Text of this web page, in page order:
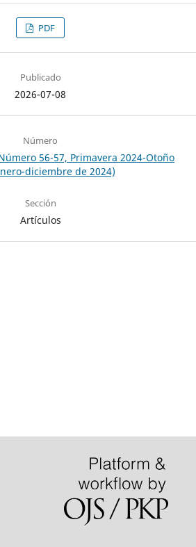
PDF
Publicado
2026-07-08
Número
56-57, Primavera 2024-Otoño
diciembre de 2024)
Sección
Artículos